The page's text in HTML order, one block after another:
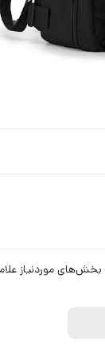
بخش‌های موردنیاز